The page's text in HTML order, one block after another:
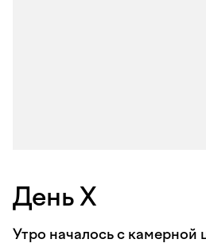
День Х
Утро началось с камерной